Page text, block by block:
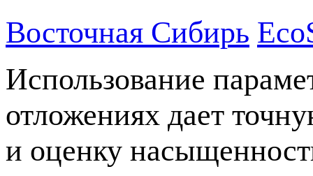
Восточная Сибирь
Использование
отложениях дает
и оценку